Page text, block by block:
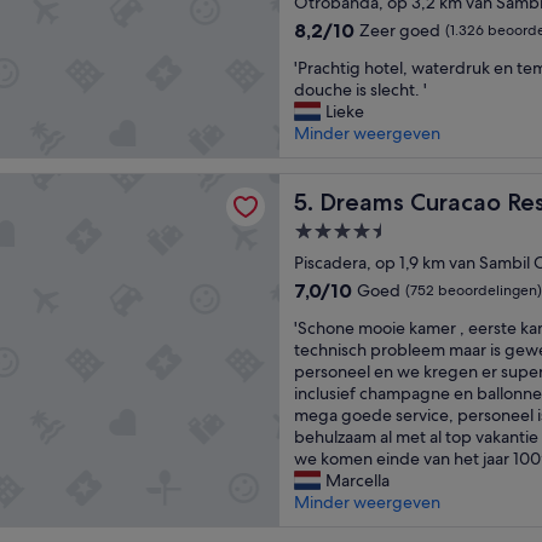
i
n
d
e
r
a
k
w
a
t
e
i
t
.
H
o
t
e
8.2
10,
Zeer
goed,
(1.326
8,2/10 Zeer goed (1.326
'
P
r
a
t
g
h
o
e
l
,
w
a
t
e
r
d
'Prachtig hotel, waterdruk en
douche is slecht. '
Lieke
Minder weergeven
5. Dreams Curacao
Dreams Curacao Resort,
4.5-
sterrenaccommodatie
Piscadera, op 1,9 km van Sambil
7.0
10,
Goed,
(752
beoordelingen)
7,0/10 Goed (752 beoordelingen)
'
S
c
h
o
n
e
m
o
'Schone mooie kamer , eerste
technisch probleem maar is
personeel en we kregen er
inclusief champagne en
mega goede service, personeel
behulzaam al met al top
we komen einde van het jaar
Marcella
Minder weergeven